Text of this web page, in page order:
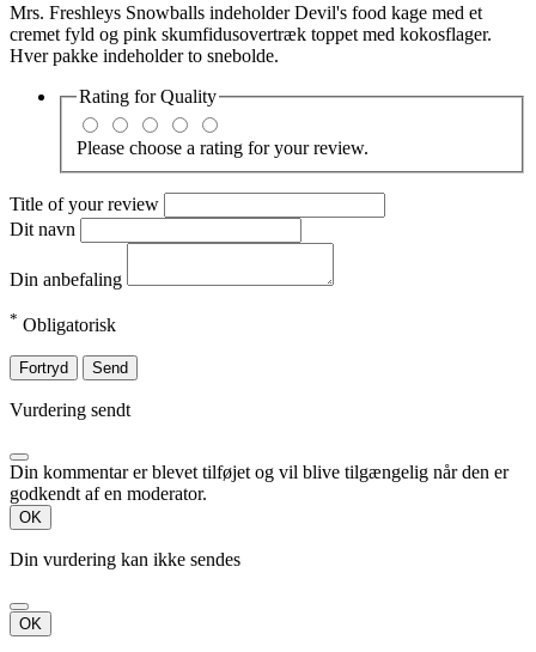
Mrs. Freshleys Snowballs indeholder Devil's food kage med et
cremet fyld og pink skumfidusovertræk toppet med kokosflager.
Hver pakke indeholder to snebolde.
Rating forQuality
Please choose a rating for your review.
Title of your review
Dit navn
Din anbefaling
* Obligatorisk
Fortryd Send
Vurdering sendt
Din kommentar er blevet tilføjet og vil blive tilgængelig når den er
godkendt af en moderator.
OK
Din vurdering kan ikke sendes
OK